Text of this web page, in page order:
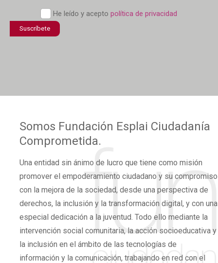
*
Política
He leído y acepto política de privacidad
Somos Fundación Esplai Ciudadanía
Comprometida.
Una entidad sin ánimo de lucro que tiene como misión
promover el empoderamiento ciudadano y su compromiso
con la mejora de la sociedad, desde una perspectiva de
derechos, la inclusión y la transformación digital, y con una
especial dedicación a la juventud. Todo ello mediante la
intervención social comunitaria, la acción socioeducativa y
la inclusión en el ámbito de las tecnologías de
información y la comunicación, trabajando en red con el